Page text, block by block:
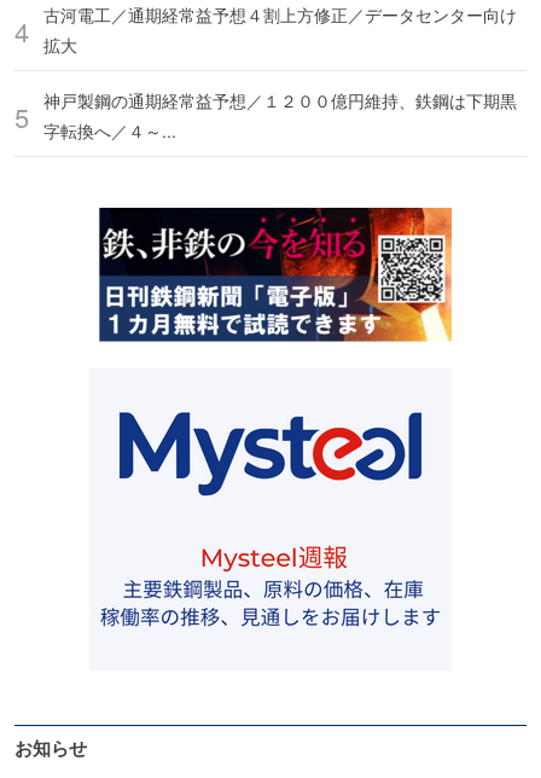
古河電工／通期経常益予想４割上方修正／データセンター向け
拡大
神戸製鋼の通期経常益予想／１２００億円維持、鉄鋼は下期黒
字転換へ／４～...
お知らせ